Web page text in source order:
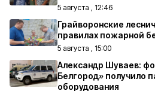
5 августа , 12:46
Грайворонские
правилах пожарной
5 августа , 15:00
Александр Шуваев:
Белгород» получило
оборудования